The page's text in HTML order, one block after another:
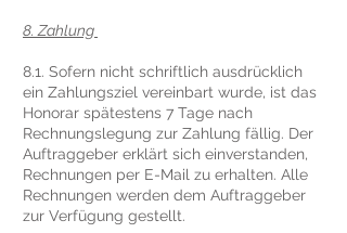
8. Zahlung
8.1. Sofern nicht schriftlich ausdrücklich
ein Zahlungsziel vereinbart wurde, ist das
Honorar spätestens 7 Tage nach
Rechnungslegung zur Zahlung fällig. Der
Auftraggeber erklärt sich einverstanden,
Rechnungen per E-Mail zu erhalten. Alle
Rechnungen werden dem Auftraggeber
zur Verfügung gestellt.